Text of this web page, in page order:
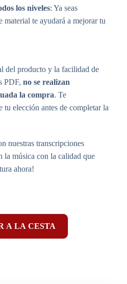
los niveles: Ya seas
material te ayudará a mejorar tu
del producto y la facilidad de
PDF,no se realizan
la compra. Te
tu elección antes de completar la
nuestras transcripciones
la música con la calidad que
ahora!
A LA CESTA